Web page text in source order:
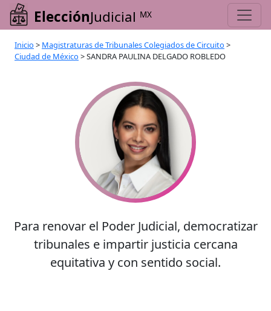
ElecciónJudicial MX
Inicio > Magistraturas de Tribunales Colegiados de Circuito >
Ciudad de México >SANDRA PAULINA DELGADO ROBLEDO
Para renovar el Poder Judicial, democratizar
tribunales e impartir justicia cercana
equitativa y con sentido social.